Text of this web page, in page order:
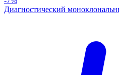
Диагностический